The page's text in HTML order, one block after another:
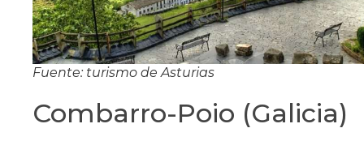
Fuente: turismo de Asturias
Combarro-Poio (Galicia)